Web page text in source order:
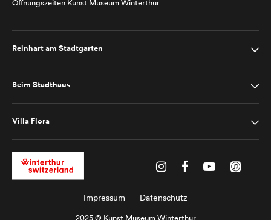
Öffnungszeiten Kunst Museum Winterthur
Reinhart am Stadtgarten
Beim Stadthaus
Villa Flora
Impressum Datenschutz